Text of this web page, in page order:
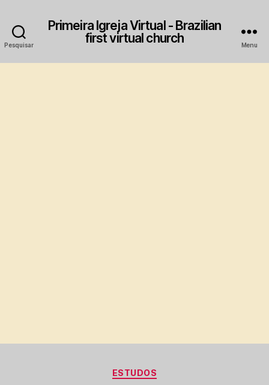
Pesquisar
Primeira Igreja Virtual - Brazilian
first virtual church
Menu
Categorias
ESTUDOS